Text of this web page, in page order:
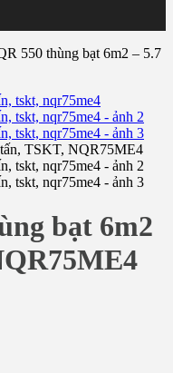
550 thùng bạt 6m2 – 5.7
bạt 6m2